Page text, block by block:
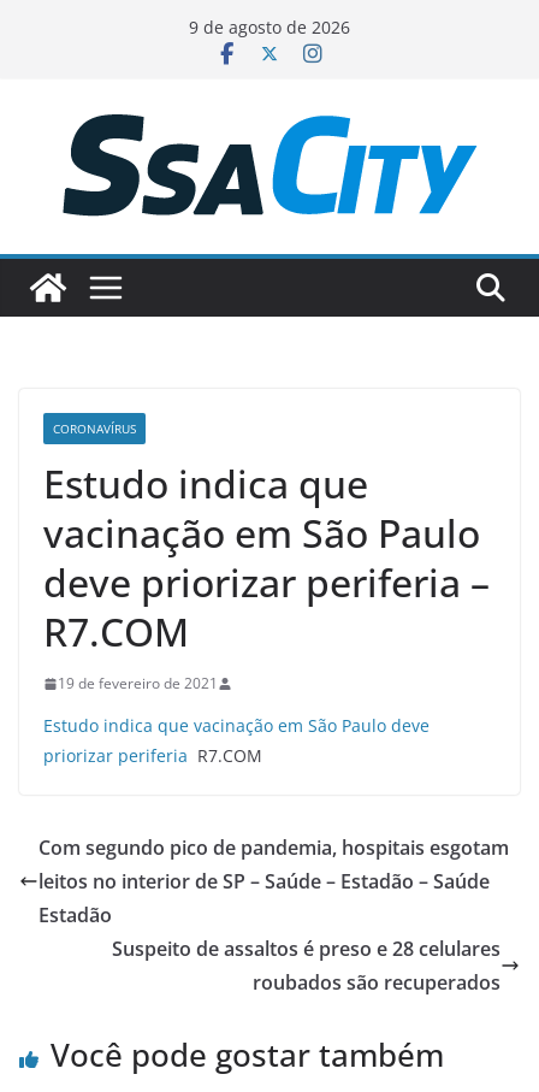
conteúdo
9 de agosto de 2026
CORONAVÍRUS
Estudo indica que
vacinação em São Paulo
deve priorizar periferia –
R7.COM
19 de fevereiro de 2021
Estudo indica que vacinação em São Paulo deve
priorizar periferia R7.COM
Com segundo pico de pandemia, hospitais esgotam
leitos no interior de SP – Saúde – Estadão – Saúde
Estadão
Suspeito de assaltos é preso e 28 celulares
roubados são recuperados
Você pode gostar também